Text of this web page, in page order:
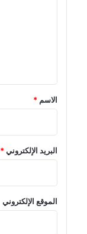
*
الاسم *
البريد الإلكتروني*
الموقع الإلكتروني